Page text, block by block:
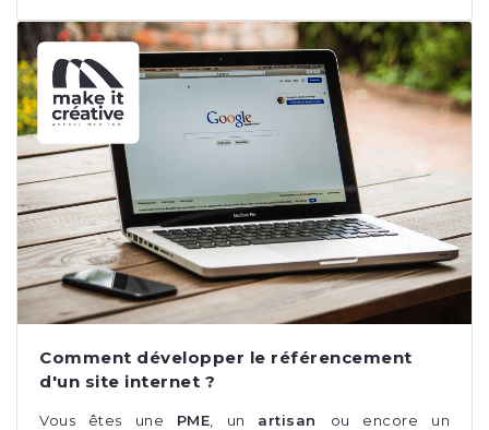
Comment développer le référencement
d'un site internet ?
Vous êtes une PME , un artisan ou encore un